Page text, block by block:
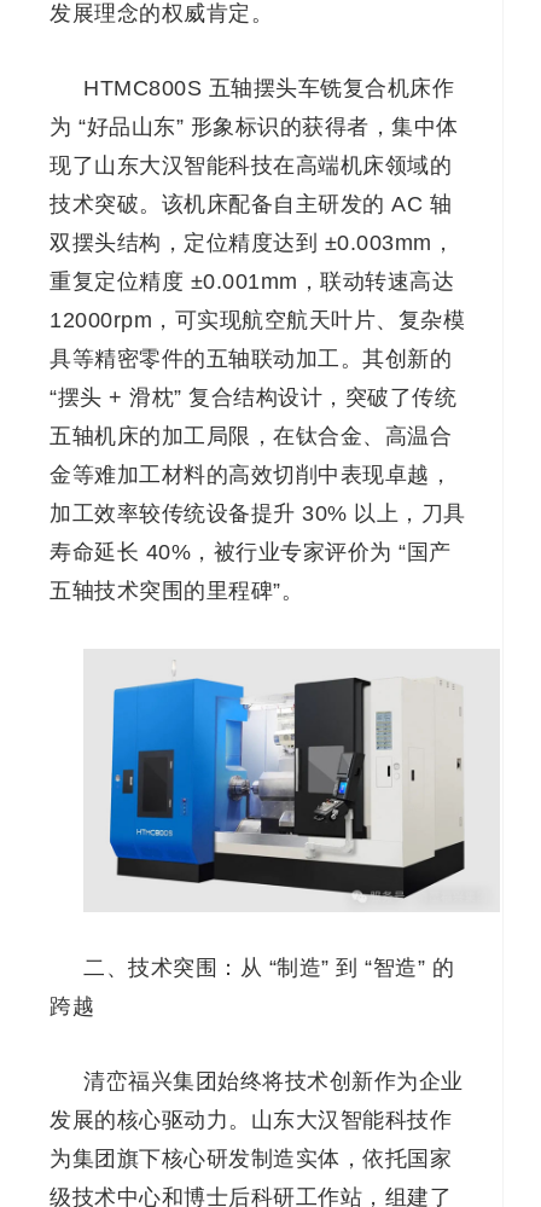
发展理念的权威肯定。
HTMC800S 五轴摆头车铣复合机床作
为 “好品山东” 形象标识的获得者，集中体
现了山东大汉智能科技在高端机床领域的
技术突破。该机床配备自主研发的 AC 轴
双摆头结构，定位精度达到 ±0.003mm，
重复定位精度 ±0.001mm，联动转速高达
12000rpm，可实现航空航天叶片、复杂模
具等精密零件的五轴联动加工。其创新的
“摆头 + 滑枕” 复合结构设计，突破了传统
五轴机床的加工局限，在钛合金、高温合
金等难加工材料的高效切削中表现卓越，
加工效率较传统设备提升 30% 以上，刀具
寿命延长 40%，被行业专家评价为 “国产
五轴技术突围的里程碑”。
二、技术突围：从 “制造” 到 “智造” 的
跨越
清峦福兴集团始终将技术创新作为企业
发展的核心驱动力。山东大汉智能科技作
为集团旗下核心研发制造实体，依托国家
级技术中心和博士后科研工作站，组建了